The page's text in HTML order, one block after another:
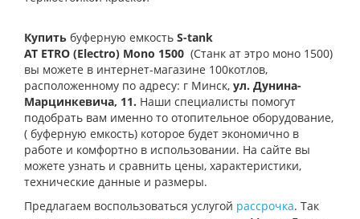
Купить буферную емкость S-tank
AT ETRO (Electro) Mono 1500 (Станк ат этро моно 1500)
вы можете в интернет-магазине 100котлов,
расположенному по адресу: г Минск, ул. Дунина-
Марцинкевича, 11. Наши специалисты помогут
подобрать вам именно то отопительное оборудование,
( буферную емкость) которое будет экономично в
работе и комфортно в использовании. На сайте вы
можете узнать и сравнить цены, характеристики,
технические данные и размеры.
Предлагаем воспользоваться услугой рассрочка. Так